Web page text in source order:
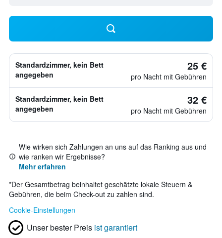
Standardzimmer, kein Bett
angegeben
25 €
pro Nacht mit Gebühren
Standardzimmer, kein Bett
angegeben
32 €
pro Nacht mit Gebühren
Wie wirken sich Zahlungen an uns auf das Ranking aus und
wie ranken wir Ergebnisse?
Mehr erfahren
*Der Gesamtbetrag beinhaltet geschätzte lokale Steuern &
Gebühren, die beim Check-out zu zahlen sind.
Cookie-Einstellungen
Unser bester Preis ist garantiert